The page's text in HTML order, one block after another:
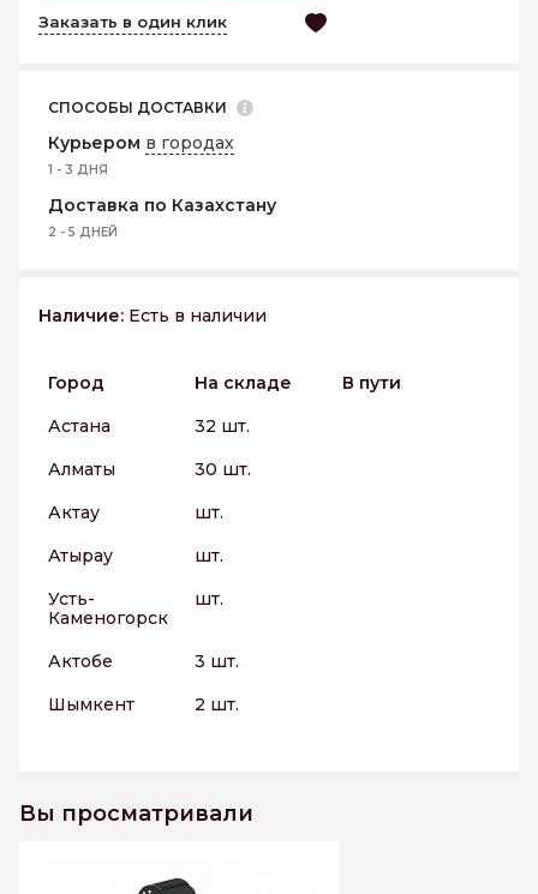
Заказать в один клик
СПОСОБЫ ДОСТАВКИ
Курьером в городах
1 - 3 ДНЯ
Доставка по Казахстану
2 - 5 ДНЕЙ
Наличие: Есть в наличии
Город На складе
В пути
Астана
32 шт.
Алматы
30 шт.
Актау
шт.
Атырау
шт.
Усть-
Каменогорск
шт.
Актобе
3 шт.
Шымкент
2 шт.
Вы просматривали